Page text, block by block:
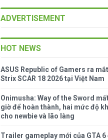
ADVERTISEMENT
HOT NEWS
ASUS Republic of Gamers ra mắt
Strix SCAR 18 2026 tại Việt Nam
Onimusha: Way of the Sword
giờ để hoàn thành, hai mức độ
cho newbie và lão làng
Trailer gameplay mới của GTA 6